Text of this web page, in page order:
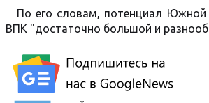
По его словам, потенциал Южной
ВПК "достаточно большой и